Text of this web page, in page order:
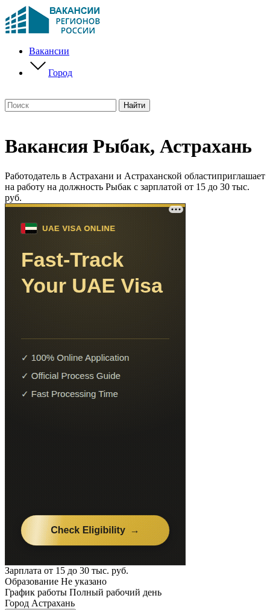
Вакансии
Город
Вакансия Рыбак, Астрахань
Работодатель в Астрахани и Астраханской областиприглашает
на работу на должность Рыбак с зарплатой от 15 до 30 тыс.
руб.
Зарплата от 15 до 30 тыс. руб.
Образование Не указано
График работы Полный рабочий день
Город Астрахань